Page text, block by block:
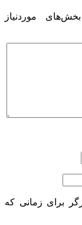
بخش‌های موردنیاز
برای زمانی که